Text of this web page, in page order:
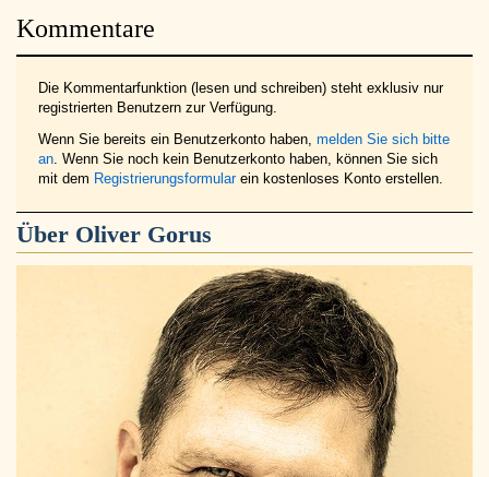
Kommentare
Die Kommentarfunktion (lesen und schreiben) steht exklusiv nur
registrierten Benutzern zur Verfügung.
Wenn Sie bereits ein Benutzerkonto haben, melden Sie sich bitte
an . Wenn Sie noch kein Benutzerkonto haben, können Sie sich
mit dem Registrierungsformularein kostenloses Konto erstellen.
Über Oliver Gorus